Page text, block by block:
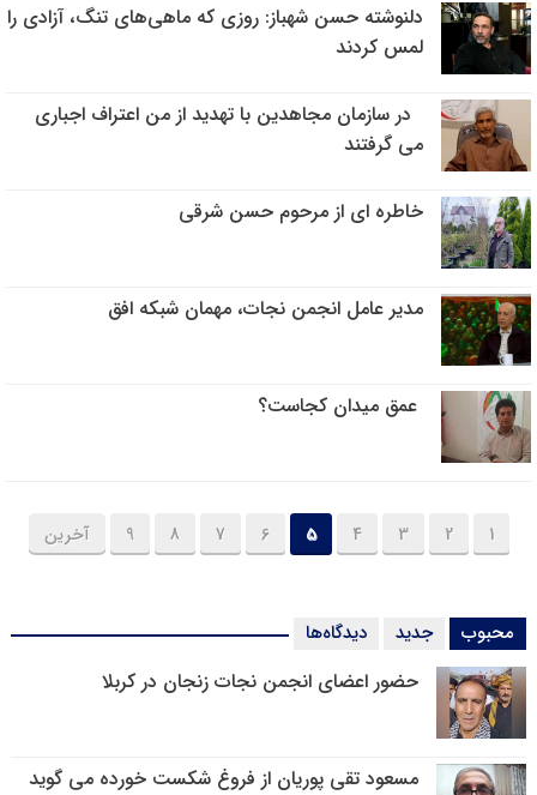
دلنوشته حسن شهباز: روزی که ماهی‌های تنگ، آزادی را
لمس کردند
در سازمان مجاهدین با تهدید از من اعتراف اجباری
می گرفتند
خاطره ای از مرحوم حسن شرقی
مدیر عامل انجمن نجات، مهمان شبکه افق
عمق میدان کجاست؟
1
2
3
4
5
6
7
8
9 آخرین
محبوب جدید دیدگاه‌ها
حضور اعضای انجمن نجات زنجان در کربلا
مسعود تقی پوریان از فروغ شکست خورده می گوید